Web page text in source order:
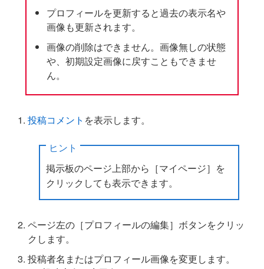
プロフィールを更新すると過去の表示名や
画像も更新されます。
画像の削除はできません。画像無しの状態
や、初期設定画像に戻すこともできませ
ん。
投稿コメント を表示します。
ヒント
掲示板のページ上部から［マイページ］を
クリックしても表示できます。
ページ左の［プロフィールの編集］ボタンをクリッ
クします。
投稿者名またはプロフィール画像を変更します。